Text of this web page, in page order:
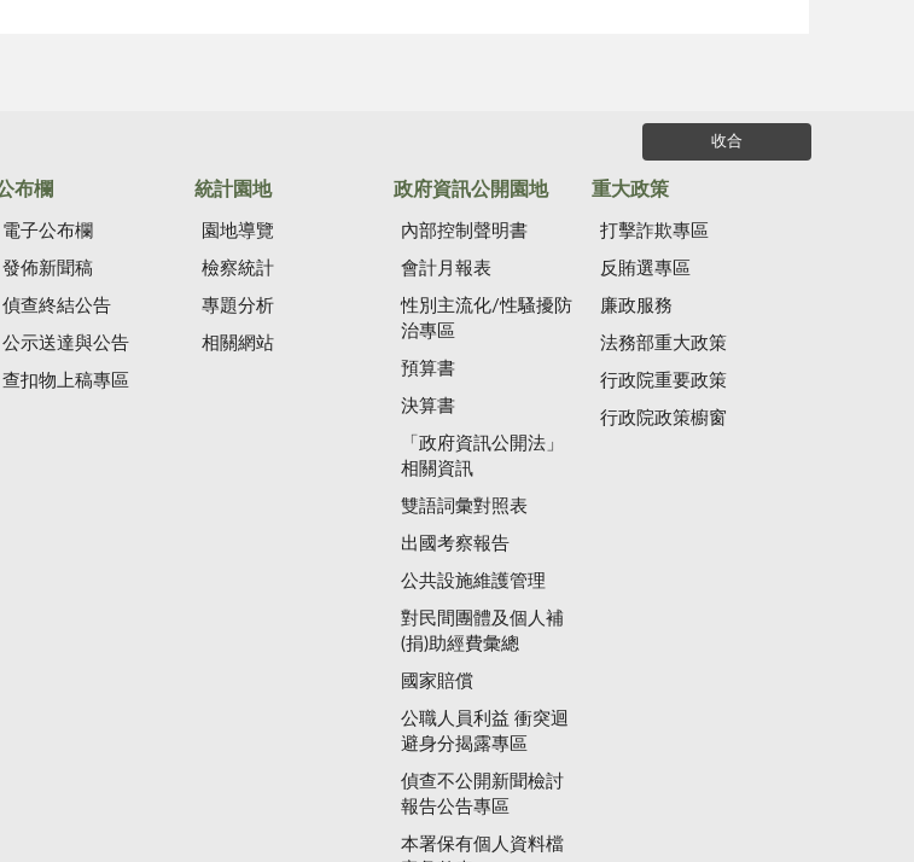
收合
布欄
電子公布欄
發佈新聞稿
偵查終結公告
公示送達與公告
查扣物上稿專區
統計園地
園地導覽
檢察統計
專題分析
相關網站
政府資訊公開園地
內部控制聲明書
會計月報表
性別主流化/性騷擾防
治專區
預算書
決算書
「政府資訊公開法」
相關資訊
雙語詞彙對照表
出國考察報告
公共設施維護管理
對民間團體及個人補
(捐)助經費彙總
國家賠償
公職人員利益 衝突迴
避身分揭露專區
偵查不公開新聞檢討
報告公告專區
本署保有個人資料檔
重大政策
打擊詐欺專區
反賄選專區
廉政服務
法務部重大政策
行政院重要政策
行政院政策櫥窗